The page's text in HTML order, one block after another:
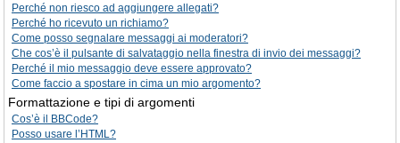
Perché non riesco ad aggiungere allegati?
Perché ho ricevuto un richiamo?
Come posso segnalare messaggi ai moderatori?
Che cos’è il pulsante di salvataggio nella finestra di invio dei messaggi?
Perché il mio messaggio deve essere approvato?
Come faccio a spostare in cima un mio argomento?
Formattazione e tipi di argomenti
Cos’è il BBCode?
Posso usare l’HTML?